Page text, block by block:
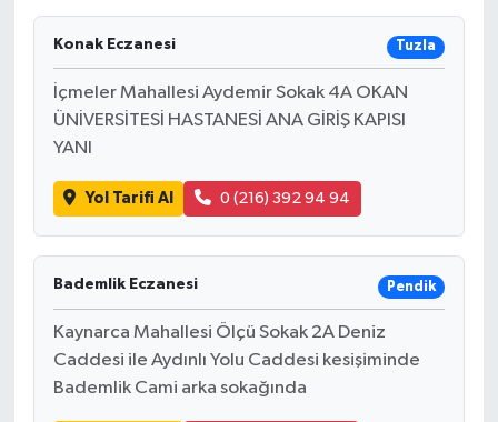
Konak Eczanesi Tuzla
İçmeler Mahallesi Aydemir Sokak 4A OKAN
ÜNİVERSİTESİ HASTANESİ ANA GİRİŞ KAPISI
YANI
Yol Tarifi Al 0 (216) 392 94 94
Bademlik Eczanesi Pendik
Kaynarca Mahallesi Ölçü Sokak 2A Deniz
Caddesi ile Aydınlı Yolu Caddesi kesişiminde
Bademlik Cami arka sokağında